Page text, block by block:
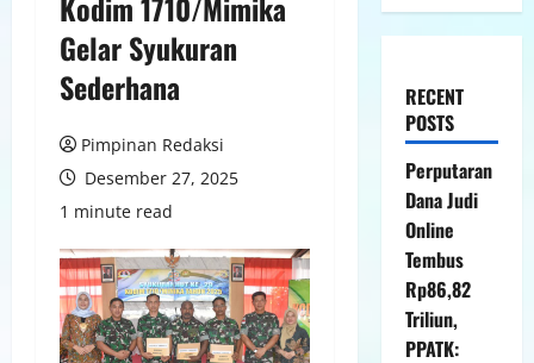
Gelar Syukuran
Sederhana
Pimpinan Redaksi
Desember 27, 2025
1 minute read
RECENT
POSTS
Perputaran
Dana Judi
Online
Tembus
Rp86,82
Triliun,
PPATK: